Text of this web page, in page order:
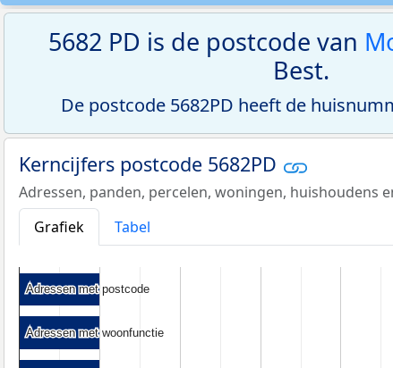
5682 PD is de postcode van
Best.
De postcode 5682PD heeft de
Kerncijfers postcode 5682PD
Adressen, panden, percelen, woningen, huishoudens
Grafiek
Tabel
Adressen met postcode
Adressen met postcode
Adressen met woonfunctie
Adressen met woonfunctie